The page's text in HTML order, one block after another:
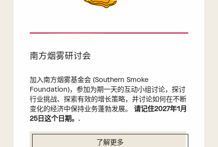
南方烟雾研讨会
加入南方烟雾基金会 (Southern Smoke
Foundation)，参加为期一天的互动小组讨论，探讨
行业挑战、探索有效的增长策略，并讨论如何在不断
变化的经济中保持业务蓬勃发展。 请记住2027年1月
25日这个日期。 .
了解更多